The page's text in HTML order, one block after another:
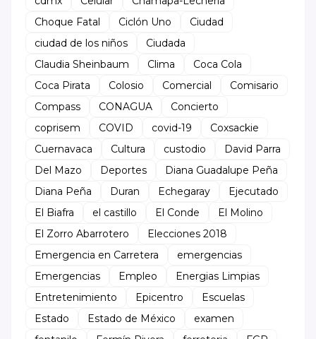
Choque Fatal
Ciclón Uno
Ciudad
ciudad de los niños
Ciudada
Claudia Sheinbaum
Clima
Coca Cola
Coca Pirata
Colosio Comercial
Comisario
Compass
CONAGUA
Concierto
coprisem
COVID covid-19
Coxsackie
Cuernavaca
Cultura custodio
David Parra
Del Mazo
Deportes
Diana Guadalupe Peña
Diana Peña
Duran Echegaray
Ejecutado
El Biafra
el castillo El Conde
El Molino
El Zorro Abarrotero
Elecciones 2018
Emergencia en Carretera
emergencias
Emergencias
Empleo
Energias Limpias
Entretenimiento
Epicentro
Escuelas
Estado
Estado de México
examen